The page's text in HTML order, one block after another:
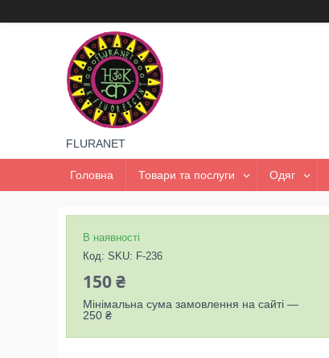
FLURANET
Головна Товари та послуги Одяг
В наявності
Код: SKU: F-236
150 ₴
Мінімальна сума замовлення на сайті —
250 ₴